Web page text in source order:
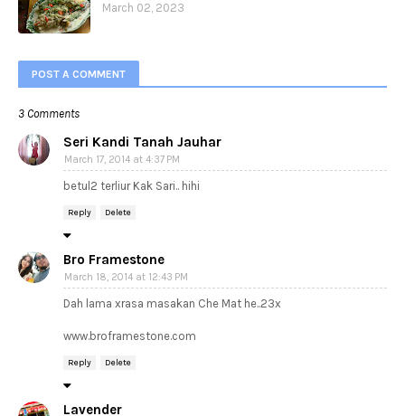
March 02, 2023
POST A COMMENT
3 Comments
Seri Kandi Tanah Jauhar
March 17, 2014 at 4:37 PM
betul2 terliur Kak Sari.. hihi
Reply Delete
Bro Framestone
March 18, 2014 at 12:43 PM
Dah lama xrasa masakan Che Mat he..23x
www.broframestone.com
Reply Delete
Lavender